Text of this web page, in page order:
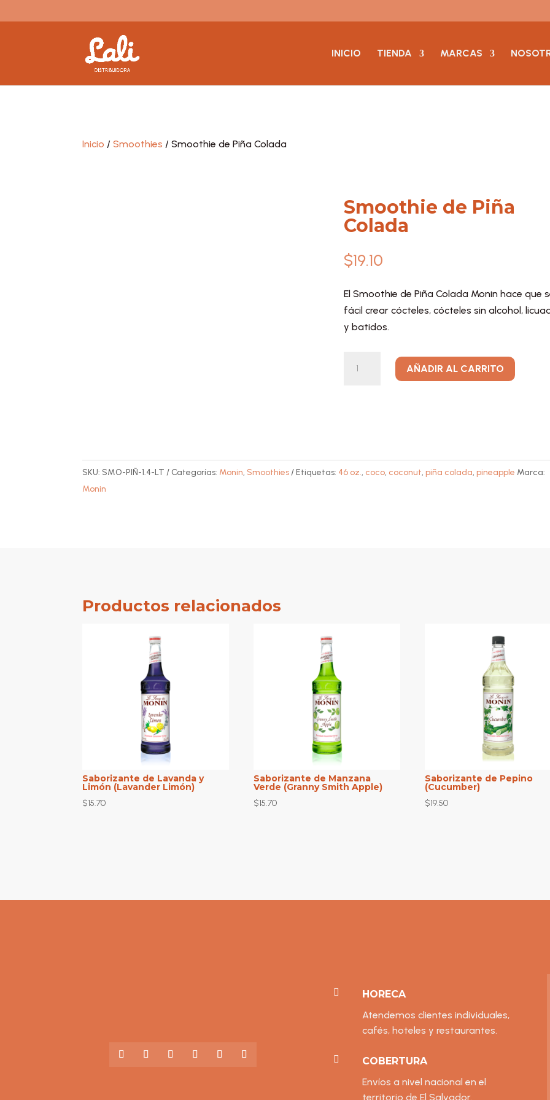
INICIO TIENDA MARCAS
Inicio /Smoothies / Smoothie de Piña Colada
Smoothie de Piña
Colada
$19.10
El Smoothie de Piña Colada Monin hace que
fácil crear cócteles, cócteles sin alcohol,
y batidos.
AÑADIR AL CARRITO
A
l
a
t
SKU: SMO-PIÑ-1.4-LT Categorías: Monin, Smoothies Etiquetas: 46 oz., coco, coconut,piña colada,pineapple Marca:
Monin
Productos relacionados
Saborizante de Lavanda y
Limón (Lavander Limón)
$15.70
Saborizante de Manzana
Verde (Granny Smith Apple)
$15.70
Saborizante de Pepino
(Cucumber)
$19.50

HORECA
Atendemos clientes individuales,
cafés, hoteles y restaurantes.

COBERTURA
Envíos a nivel nacional en el
territorio de El Salvador.